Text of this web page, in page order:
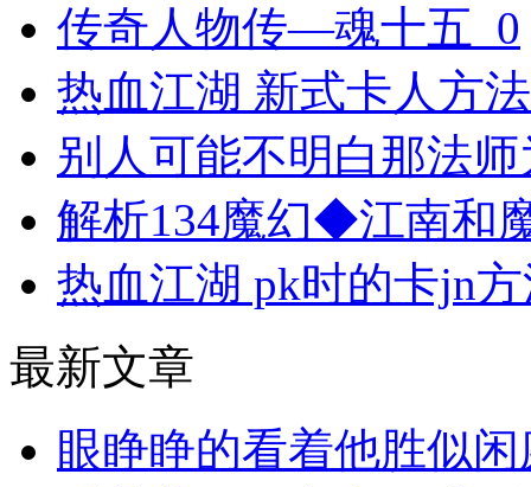
传奇人物传—魂十五_0
热血江湖 新式卡人方
别人可能不明白那法
解析134魔幻◆江南和
热血江湖 pk时的卡jn
最新文章
眼睁睁的看着他胜似